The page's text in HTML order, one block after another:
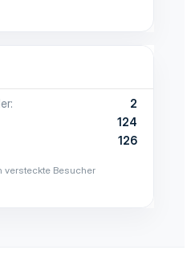
2
124
126
versteckte Besucher